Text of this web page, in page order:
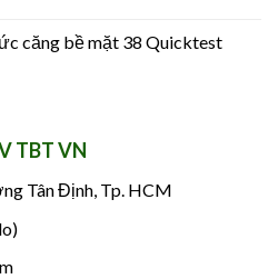
căng bề mặt 38 Quicktest
TBT VN
Tân Định, Tp. HCM